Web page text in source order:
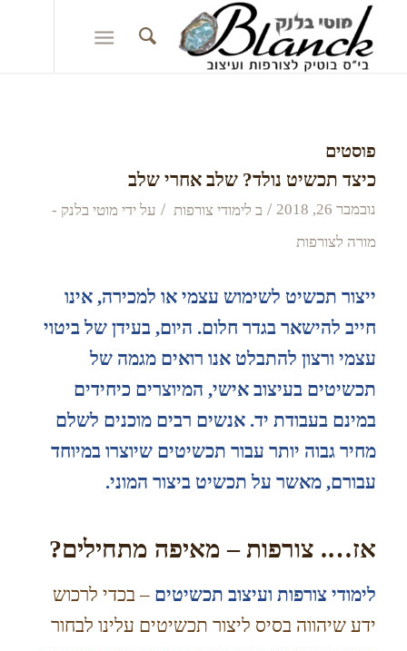
פוסטים
כיצד תכשיט נולד? שלב אחרי שלב
נובמבר 26, 2018 / ב לימודי צורפות / על ידי מוטי בלנק -
מורה לצורפות
ייצור תכשיט לשימוש עצמי או למכירה, אינו
חייב להישאר בגדר חלום. היום, בעידן של ביטוי
עצמי ורצון להתבלט אנו רואים מגמה של
תכשיטים בעיצוב אישי, המיוצרים כיחידים
במינם בעבודת יד. אנשים רבים מוכנים לשלם
מחיר גבוה יותר עבור תכשיטים שיוצרו במיוחד
עבורם, מאשר על תכשיט ביצור המוני.
אז…. צורפות – מאיפה מתחילים?
לימודי צורפות ועיצוב תכשיטים – בכדי לרכוש
ידע שיהווה בסיס ליצור תכשיטים עלינו לבחור